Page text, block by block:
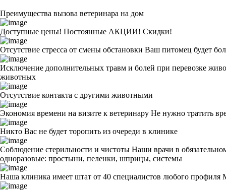
Преимущества вызова ветеринара на дом
Доступные цены! Постоянные АКЦИИ! Скидки!
Отсутствие стресса от смены обстановки Ваш питомец будет
Исключение дополнительных травм и болей при перевозке
животных
Отсутствие контакта с другими животными
Экономия времени на визите к ветеринару Не нужно тратить
Никто Вас не будет торопить из очереди в клинике
Соблюдение стерильности и чистоты Наши врачи в
одноразовые: простыни, пеленки, шприцы, системы
Наша клиника имеет штат от 40 специалистов любого профиля